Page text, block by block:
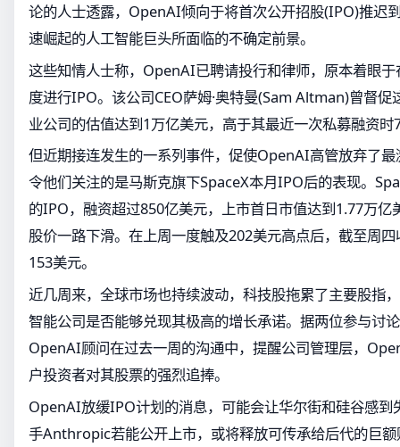
论的人士透露，OpenAI倾向于将首次公开招股(IPO)推迟
速崛起的人工智能巨头所面临的不确定前景。
这些知情人士称，OpenAI已聘请投行和律师，原本着眼
度进行IPO。该公司CEO萨姆·奥特曼(Sam Altman)曾督
业公司的估值达到1万亿美元，高于其最近一次私募融资
但近期接连发生的一系列事件，促使OpenAI高管放弃了
令他们关注的是马斯克旗下SpaceX本月IPO后的表现。
的IPO，融资超过850亿美元，上市首日市值达到1.77万亿
股价一路下滑。在上周一度触及202美元高点后，截至周
153美元。
近几周来，全球市场也持续波动，科技股拖累了主要股指
智能公司是否能够兑现其极高的增长承诺。据两位参与讨
OpenAI顾问在过去一周的沟通中，提醒公司管理层，
户投资者对其股票的强烈追捧。
OpenAI放缓IPO计划的消息，可能会让华尔街和硅谷感
手Anthropic若能公开上市，或将释放可传承给后代的巨